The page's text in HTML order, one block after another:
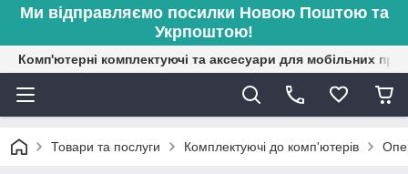
Ми відправляємо посилки Новою Поштою та
Укрпоштою!
Комп'ютерні комплектуючі та аксесуари для мобільних
Товари та послуги Комплектуючі до комп'ютерів